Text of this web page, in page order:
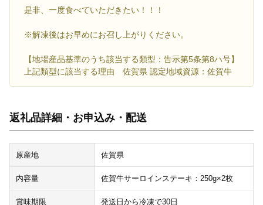
是非、一度食べていただきたい！！！
※解凍後はお早めにお召し上がりください。
【地場産品基準のうち該当する類型：告示第5条第8ハ号】
上記類型に該当する理由 佐賀県 認定地域資源：佐賀牛
返礼品詳細・お申込み・配送
原産地 佐賀県
内容量 佐賀牛サーロインステーキ：250g×2枚
賞味期限 発送日から冷凍で30日